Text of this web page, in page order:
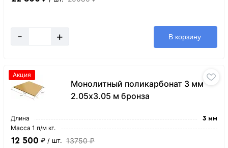
- + В корзину
Монолитный поликарбонат 3 мм
2.05х3.05 м бронза
Акция
Длина 3 мм
Масса 1 п/м кг.
12 500 ₽ / шт. 13750 ₽